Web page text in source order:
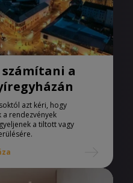
a
azt kéri, hogy
a rendezvények
a tiltott vagy